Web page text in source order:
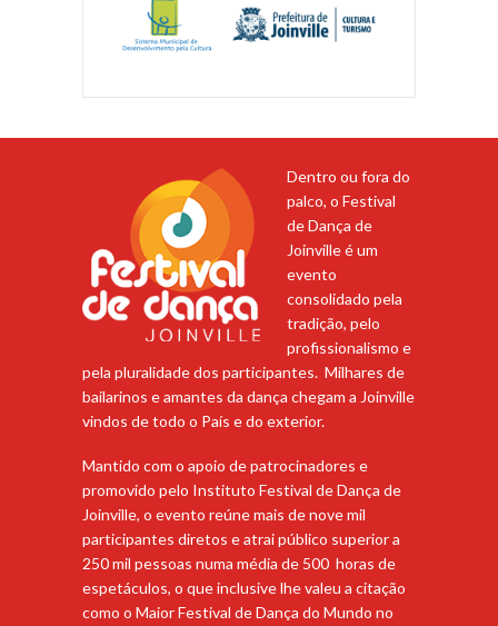
Dentro ou fora do
palco, o Festival
de Dança de
Joinville é um
evento
consolidado pela
tradição, pelo
profissionalismo e
pela pluralidade dos participantes. Milhares de
bailarinos e amantes da dança chegam a Joinville
vindos de todo o País e do exterior.
Mantido com o apoio de patrocinadores e
promovido pelo Instituto Festival de Dança de
Joinville, o evento reúne mais de nove mil
participantes diretos e atrai público superior a
250 mil pessoas numa média de 500 horas de
espetáculos, o que inclusive lhe valeu a citação
como o Maior Festival de Dança do Mundo no